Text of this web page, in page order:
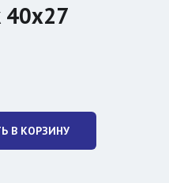
40х27
В КОРЗИНУ